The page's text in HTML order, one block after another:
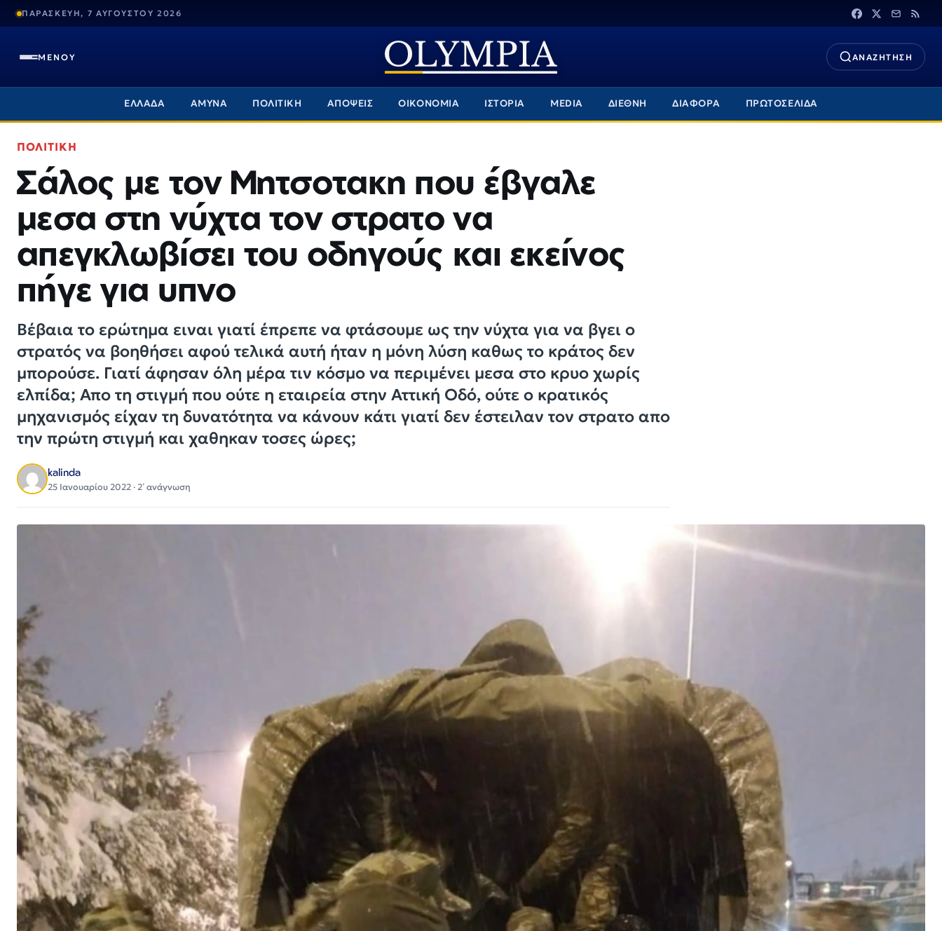
ΠΑΡΑΣΚΕΥΗ, 7 ΑΥΓΟΥΣΤΟΥ 2026
ΜΕΝΟΥ ΑΝΑΖΗΤΗΣΗ
ΕΛΛΑΔΑ ΑΜΥΝΑ ΠΟΛΙΤΙΚΗ ΑΠΟΨΕΙΣ ΟΙΚΟΝΟΜΙΑ ΙΣΤΟΡΙΑ MEDIA ΔΙΕΘΝΗ ΔΙΑΦΟΡΑ ΠΡΩΤΟΣΕΛΙΔΑ
ΠΟΛΙΤΙΚΗ
Σάλος με τον Μητσοτακη που έβγαλε
μεσα στη νύχτα τον στρατο να
απεγκλωβίσει του οδηγούς και εκείνος
πήγε για υπνο
Βέβαια το ερώτημα ειναι γιατί έπρεπε να φτάσουμε ως την νύχτα για να βγει ο
στρατός να βοηθήσει αφού τελικά αυτή ήταν η μόνη λύση καθως το κράτος δεν
μπορούσε. Γιατί άφησαν όλη μέρα τιν κόσμο να περιμένει μεσα στο κρυο χωρίς
ελπίδα; Απο τη στιγμή που ούτε η εταιρεία στην Αττική Οδό, ούτε ο κρατικός
μηχανισμός είχαν τη δυνατότητα να κάνουν κάτι γιατί δεν έστειλαν τον στρατο απο
την πρώτη στιγμή και χαθηκαν τοσες ώρες;
kalinda
25 Ιανουαρίου 2022 · 2΄ ανάγνωση